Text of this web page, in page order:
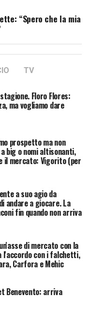
“Spero che la mia
TV
Floro Flores:
ma vogliamo dare
prospetto ma non
big o nomi altisonanti,
il mercato: Vigorito (per
a suo agio da
andare a giocare. La
fin quando non arriva
di mercato con la
l'accordo con i falchetti,
Carfora e Mehic
Benevento: arriva